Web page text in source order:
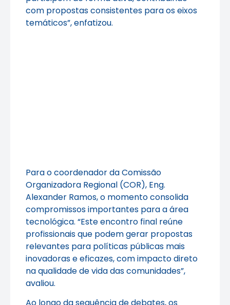
com propostas consistentes para os eixos
temáticos”, enfatizou.
Para o coordenador da Comissão
Organizadora Regional (COR), Eng.
Alexander Ramos, o momento consolida
compromissos importantes para a área
tecnológica. “Este encontro final reúne
profissionais que podem gerar propostas
relevantes para políticas públicas mais
inovadoras e eficazes, com impacto direto
na qualidade de vida das comunidades”,
avaliou.
Ao longo da sequência de debates, os